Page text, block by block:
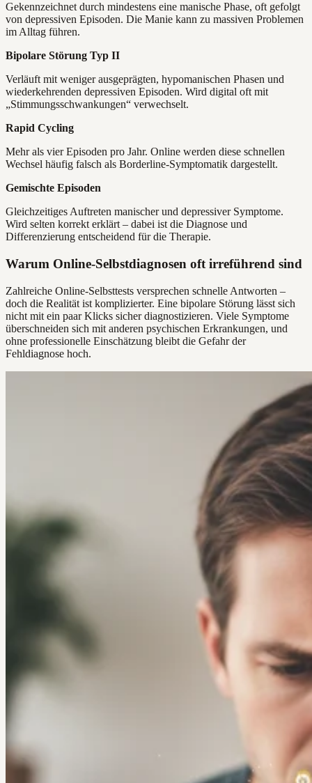
Gekennzeichnet durch mindestens eine manische Phase, oft gefolgt
von depressiven Episoden. Die Manie kann zu massiven Problemen
im Alltag führen.
Bipolare Störung Typ II
Verläuft mit weniger ausgeprägten, hypomanischen Phasen und
wiederkehrenden depressiven Episoden. Wird digital oft mit
„Stimmungsschwankungen“ verwechselt.
Rapid Cycling
Mehr als vier Episoden pro Jahr. Online werden diese schnellen
Wechsel häufig falsch als Borderline-Symptomatik dargestellt.
Gemischte Episoden
Gleichzeitiges Auftreten manischer und depressiver Symptome.
Wird selten korrekt erklärt – dabei ist die Diagnose und
Differenzierung entscheidend für die Therapie.
Warum Online-Selbstdiagnosen oft irreführend sind
Zahlreiche Online-Selbsttests versprechen schnelle Antworten –
doch die Realität ist komplizierter. Eine bipolare Störung lässt sich
nicht mit ein paar Klicks sicher diagnostizieren. Viele Symptome
überschneiden sich mit anderen psychischen Erkrankungen, und
ohne professionelle Einschätzung bleibt die Gefahr der
Fehldiagnose hoch.